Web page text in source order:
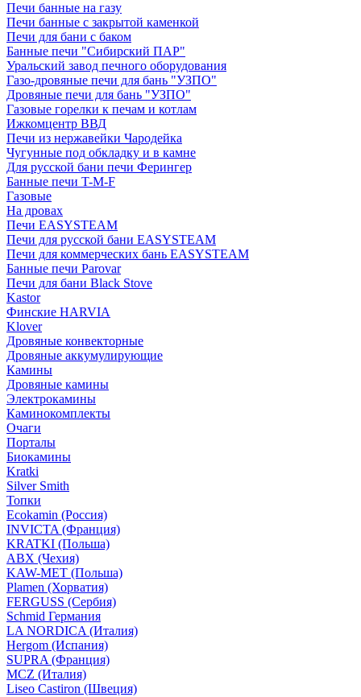
Печи банные на газу
Печи банные с закрытой каменкой
Печи для бани с баком
Банные печи "Сибирский ПАР"
Уральский завод печного оборудования
Газо-дровяные печи для бань "УЗПО"
Дровяные печи для бань "УЗПО"
Газовые горелки к печам и котлам
Ижкомцентр ВВД
Печи из нержавейки Чародейка
Чугунные под обкладку и в камне
Для русской бани печи Ферингер
Банные печи T-M-F
Газовые
На дровах
Печи EASYSTEAM
Печи для русской бани EASYSTEAM
Печи для коммерческих бань EASYSTEAM
Банные печи Parovar
Печи для бани Black Stove
Kastor
Финские HARVIA
Klover
Дровяные конвекторные
Дровяные аккумулирующие
Камины
Дровяные камины
Электрокамины
Каминокомплекты
Очаги
Порталы
Биокамины
Kratki
Silver Smith
Топки
Ecokamin (Россия)
INVICTA (Франция)
KRATKI (Польша)
ABX (Чехия)
KAW-MET (Польша)
Plamen (Хорватия)
FERGUSS (Сербия)
Schmid Германия
LA NORDICA (Италия)
Hergom (Испания)
SUPRA (Франция)
MCZ (Италия)
Liseo Castiron (Швеция)